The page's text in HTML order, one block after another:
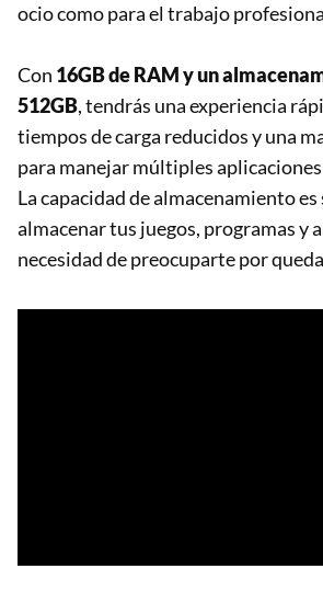
ocio como para el trabajo
Con 16GB de RAM y un
512GB, tendrás una experiencia
tiempos de carga reducidos y una
para manejar múltiples
La capacidad de almacenamiento
almacenar tus juegos, programas y
necesidad de preocuparte por